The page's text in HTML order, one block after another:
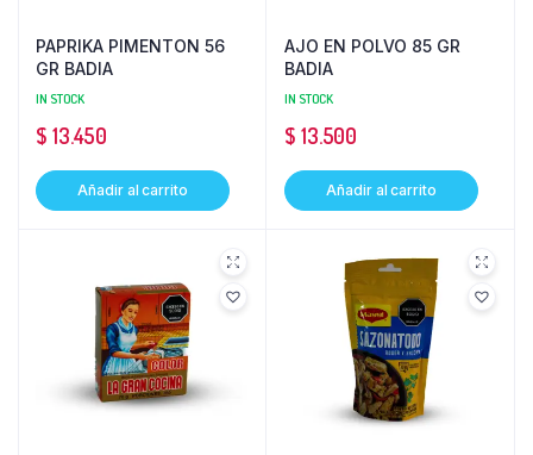
PAPRIKA PIMENTON 56
GR BADIA
IN STOCK
$ 13.450
Añadir al carrito
AJO EN POLVO 85 GR
BADIA
IN STOCK
$ 13.500
Añadir al carrito